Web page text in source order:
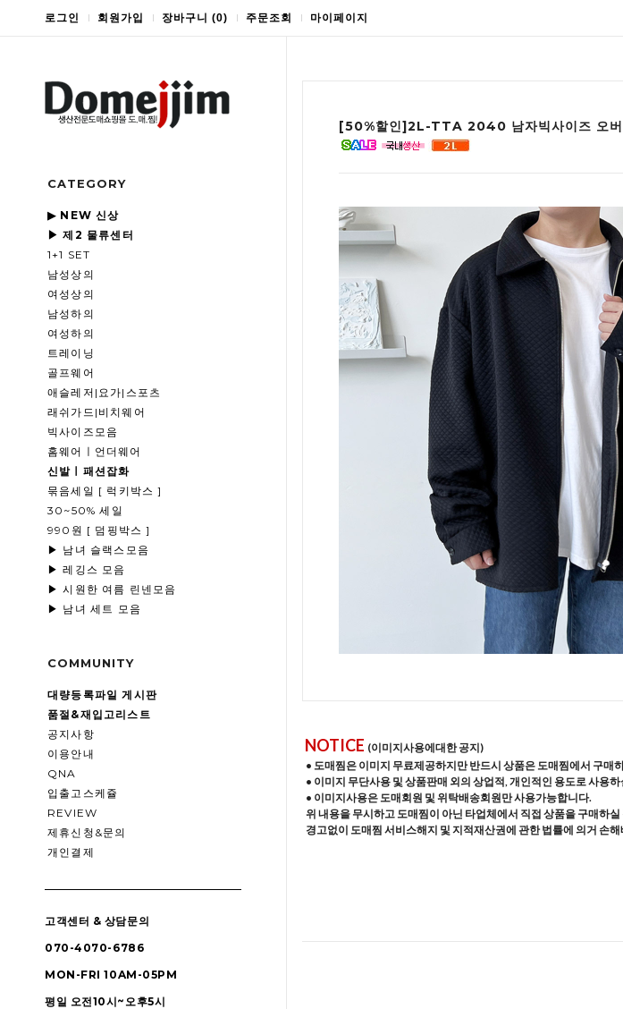
로그인 회원가입 장바구니 (0) 주문조회 마이페이지
CATEGORY
▶ NEW 신상
▶ 제2 물류센터
1+1 SET
남성상의
여성상의
남성하의
여성하의
트레이닝
골프웨어
애슬레저|요가|스포츠
래쉬가드|비치웨어
빅사이즈모음
홈웨어ㅣ언더웨어
신발ㅣ패션잡화
묶음세일 [ 럭키박스 ]
30~50% 세일
990원 [ 덤핑박스 ]
▶ 남녀 슬랙스모음
▶ 레깅스 모음
▶ 시원한 여름 린넨모음
▶ 남녀 세트 모음
COMMUNITY
대량등록파일 게시판
품절&재입고리스트
공지사항
이용안내
QNA
입출고스케쥴
REVIEW
제휴신청&문의
개인결제
고객센터 & 상담문의
070-4070-6786
MON-FRI 10AM-05PM
평일 오전10시~오후5시
[50%할인]2L-TTA 2040 남자빅사이즈 오버
NOTICE (이미지사용에대한 공지)
• 도매찜은 이미지 무료제공하지만 반드시 상품은 도매찜에서 구매
• 이미지 무단사용 및 상품판매 외의 상업적, 개인적인 용도로 사용
• 이미지사용은 도매회원 및 위탁배송회원만 사용가능합니다.
위 내용을 무시하고 도매찜이 아닌 타업체에서 직접 상품을 구매하
경고없이 도매찜 서비스해지 및 지적재산권에 관한 법률에 의거 손